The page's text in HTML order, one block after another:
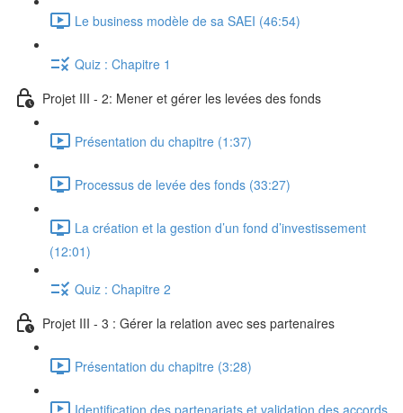
Le business modèle de sa SAEI (46:54)
Quiz : Chapitre 1
Projet III - 2: Mener et gérer les levées des fonds
Présentation du chapitre (1:37)
Processus de levée des fonds (33:27)
La création et la gestion d’un fond d’investissement
(12:01)
Quiz : Chapitre 2
Projet III - 3 : Gérer la relation avec ses partenaires
Présentation du chapitre (3:28)
Identification des partenariats et validation des accords